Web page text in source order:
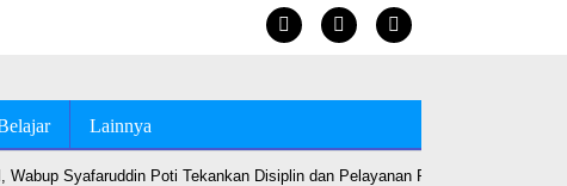
Lainnya
Syafaruddin Poti Tekankan Disiplin dan Pelayanan Prima